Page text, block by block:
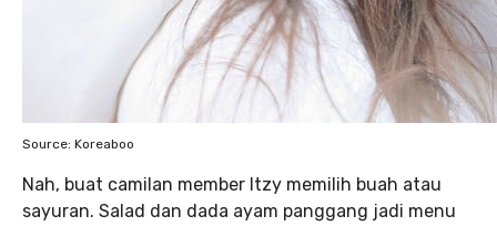
Source: Koreaboo
Nah, buat camilan member Itzy memilih buah atau
sayuran. Salad dan dada ayam panggang jadi menu